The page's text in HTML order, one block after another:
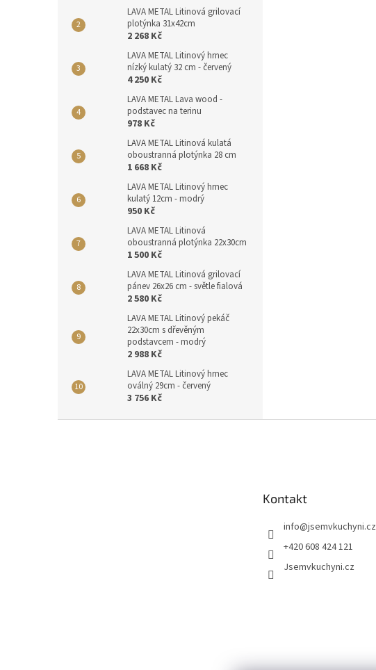
LAVA METAL Litinová grilovací
plotýnka 31x42cm
2 268 Kč
LAVA METAL Litinový hrnec
nízký kulatý 32 cm - červený
4 250 Kč
LAVA METAL Lava wood -
podstavec na terinu
978 Kč
LAVA METAL Litinová kulatá
oboustranná plotýnka 28 cm
1 668 Kč
LAVA METAL Litinový hrnec
kulatý 12cm - modrý
950 Kč
LAVA METAL Litinová
oboustranná plotýnka 22x30cm
1 500 Kč
LAVA METAL Litinová grilovací
pánev 26x26 cm - světle fialová
2 580 Kč
LAVA METAL Litinový pekáč
22x30cm s dřevěným
podstavcem - modrý
2 988 Kč
LAVA METAL Litinový hrnec
oválný 29cm - červený
3 756 Kč
Kontakt
info@jsemvkuchyni.cz
+420 608 424 121
Jsemvkuchyni.cz